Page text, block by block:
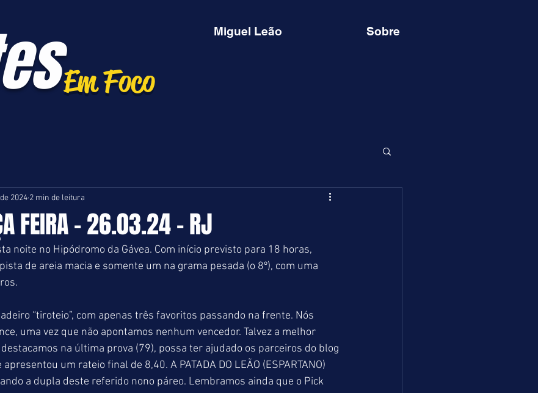
Em Foco
Miguel Leão Sobre
FEIRA - 26.03.24 - RJ
2024 2 min de leitura
noite no Hipódromo da Gávea. Com início previsto para 18 horas,
de areia macia e somente um na grama pesada (o 8º), com uma
“tiroteio”, com apenas três favoritos passando na frente. Nós
uma vez que não apontamos nenhum vencedor. Talvez a melhor
na última prova (79), possa ter ajudado os parceiros do blog
um rateio final de 8,40. A PATADA DO LEÃO (ESPARTANO)
a dupla deste referido nono páreo. Lembramos ainda que o Pick